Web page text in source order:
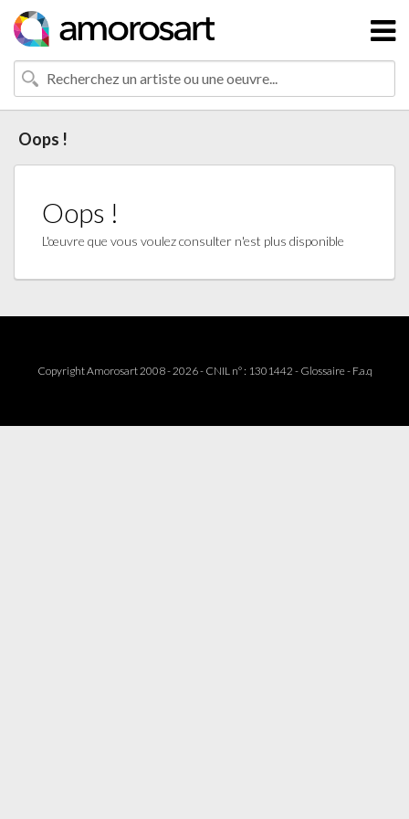
Oops !
Oops !
L'œuvre que vous voulez consulter n'est plus disponible
Copyright Amorosart 2008 - 2026 - CNIL n° : 1301442 - Glossaire- F.a.q